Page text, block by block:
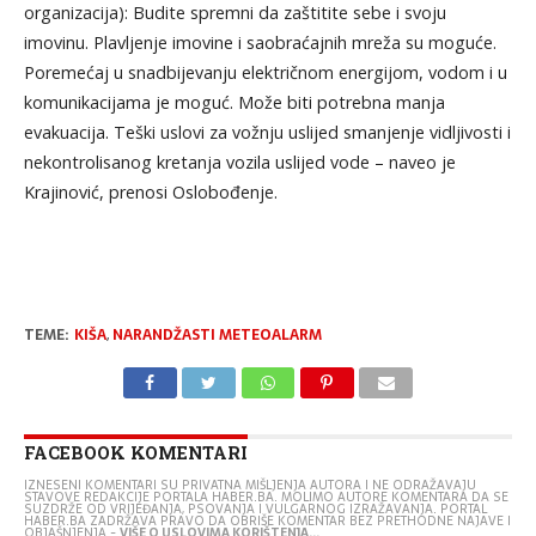
organizacija): Budite spremni da zaštitite sebe i svoju
imovinu. Plavljenje imovine i saobraćajnih mreža su moguće.
Poremećaj u snadbijevanju električnom energijom, vodom i u
komunikacijama je moguć. Može biti potrebna manja
evakuacija. Teški uslovi za vožnju uslijed smanjenje vidljivosti i
nekontrolisanog kretanja vozila uslijed vode – naveo je
Krajinović, prenosi Oslobođenje.
TEME: KIŠA, NARANDŽASTI METEOALARM
FACEBOOK KOMENTARI
IZNESENI KOMENTARI SU PRIVATNA MIŠLJENJA AUTORA I NE ODRAŽAVAJU
STAVOVE REDAKCIJE PORTALA HABER.BA. MOLIMO AUTORE KOMENTARA DA SE
SUZDRŽE OD VRIJEĐANJA, PSOVANJA I VULGARNOG IZRAŽAVANJA. PORTAL
HABER.BA ZADRŽAVA PRAVO DA OBRIŠE KOMENTAR BEZ PRETHODNE NAJAVE I